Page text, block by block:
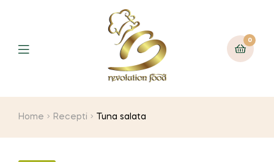
0
Home Recepti Tuna salata